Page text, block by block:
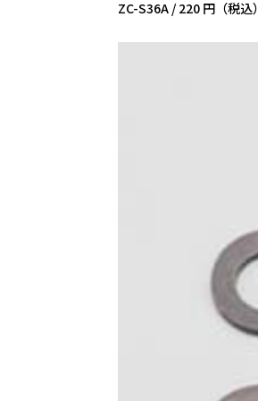
ZC-S36A / 220 円（税込）